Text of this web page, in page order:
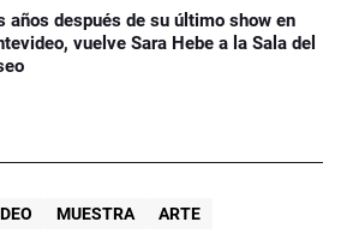
años después de su último show en
vuelve Sara Hebe a la Sala del
MUESTRA
ARTE